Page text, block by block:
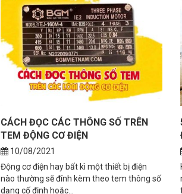
CÁCH ĐỌC CÁC THÔNG SỐ TRÊN
TEM ĐỘNG CƠ ĐIỆN
Động cơ điện hay bất kì một thiết bị điện
nào thường sẽ đính kèm theo tem thông số
XEM THÊM